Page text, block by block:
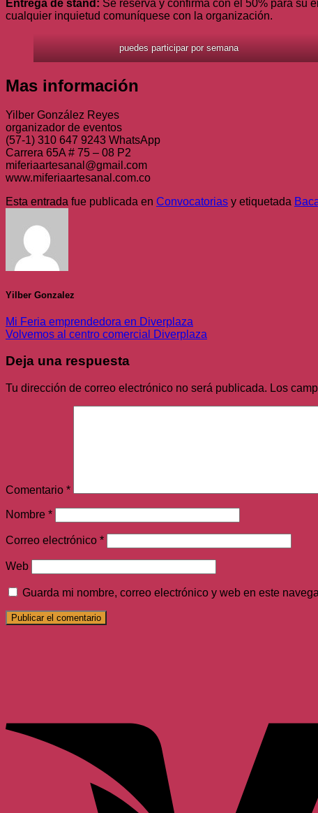
Entrega de stand: Se reserva y confirma con el 50% para su
cualquier inquietud comuníquese con la organización.
puedes participar por semana
Mas información
Yilber González Reyes
organizador de eventos
(57-1) 310 647 9243 WhatsApp
Carrera 65A # 75 – 08 P2
miferiaartesanal@gmail.com
www.miferiaartesanal.com.co
Esta entrada fue publicada en Convocatorias y etiquetada
Yilber Gonzalez
Mi Feria emprendedora en Diverplaza
Volvemos al centro comercial Diverplaza
Deja una respuesta
Tu dirección de correo electrónico no será publicada. Los
Comentario *
Nombre *
Correo electrónico *
Web
Guarda mi nombre, correo electrónico y web en este